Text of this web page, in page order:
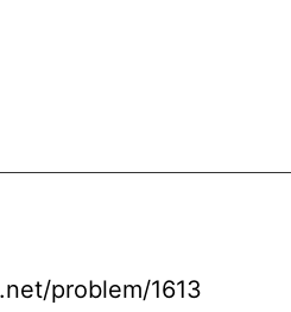
problem/1613